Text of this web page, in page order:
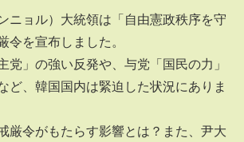
ニョル）大統領は「自由憲政秩序を守
令を宣布しました。
党」の強い反発や、与党「国民の力」
ど、韓国国内は緊迫した状況にありま
厳令がもたらす影響とは？また、尹大